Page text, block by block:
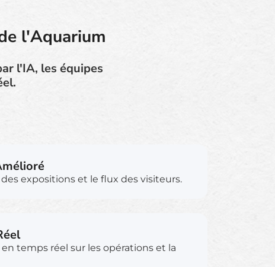
l'Aquarium
l'IA, les équipes
expositions et le flux des visiteurs.
temps réel sur les opérations et la